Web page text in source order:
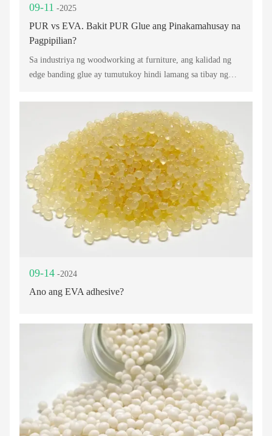
09-11 -2025
PUR vs EVA. Bakit PUR Glue ang Pinakamahusay na
Pagpipilian?
Sa industriya ng woodworking at furniture, ang kalidad ng
edge banding glue ay tumutukoy hindi lamang sa tibay ng
at kasiyahan ng customer. Sa loob ng ilang dekada,
malawakang ginagamit ang EVA Edge Banding Glue sa mga
application ng edge banding, na nag-aalok ng abot-kayang
solusyon.
09-14 -2024
Ano ang EVA adhesive?